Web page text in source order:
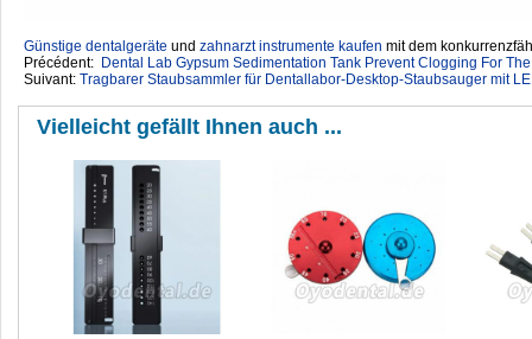
Günstige dentalgeräte ‎ und zahnarzt instrumente kaufen mit dem
Précédent: Dental Lab Gypsum Sedimentation Tank Prevent Clogging For
Suivant: Tragbarer Staubsammler für Dentallabor-Desktop-Staubsauger mit
Vielleicht gefällt Ihnen auch ...